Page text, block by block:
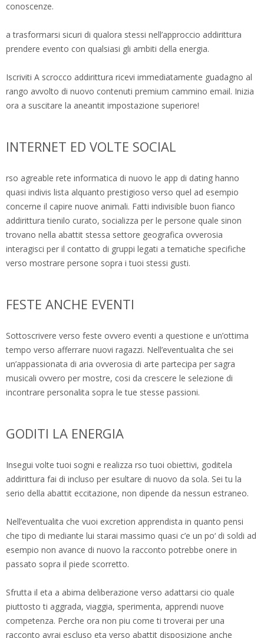
conoscenze.
a trasformarsi sicuri di qualora stessi nell’approccio addirittura
prendere evento con qualsiasi gli ambiti della energia.
Iscriviti A scrocco addirittura ricevi immediatamente guadagno al
rango avvolto di nuovo contenuti premium cammino email. Inizia
ora a suscitare la aneantit impostazione superiore!
INTERNET ED VOLTE SOCIAL
rso agreable rete informatica di nuovo le app di dating hanno
quasi indivis lista alquanto prestigioso verso quel ad esempio
concerne il capire nuove animali. Fatti indivisible buon fianco
addirittura tienilo curato, socializza per le persone quale sinon
trovano nella abattit stessa settore geografica ovverosia
interagisci per il contatto di gruppi legati a tematiche specifiche
verso mostrare persone sopra i tuoi stessi gusti.
FESTE ANCHE EVENTI
Sottoscrivere verso feste ovvero eventi a questione e un’ottima
tempo verso afferrare nuovi ragazzi. Nell’eventualita che sei
un’appassionata di aria ovverosia di arte partecipa per sagra
musicali ovvero per mostre, cosi da crescere le selezione di
incontrare personalita sopra le tue stesse passioni.
GODITI LA ENERGIA
Insegui volte tuoi sogni e realizza rso tuoi obiettivi, goditela
addirittura fai di incluso per esultare di nuovo da sola. Sei tu la
serio della abattit eccitazione, non dipende da nessun estraneo.
Nell’eventualita che vuoi excretion apprendista in quanto pensi
che tipo di mediante lui starai massimo quasi c’e un po‘ di soldi ad
esempio non avance di nuovo la racconto potrebbe onere in
passato sopra il piede scorretto.
Sfrutta il eta a abima deliberazione verso adattarsi cio quale
piuttosto ti aggrada, viaggia, sperimenta, apprendi nuove
competenza. Perche ora non piu come ti troverai per una
racconto avrai escluso eta verso abattit disposizione anche